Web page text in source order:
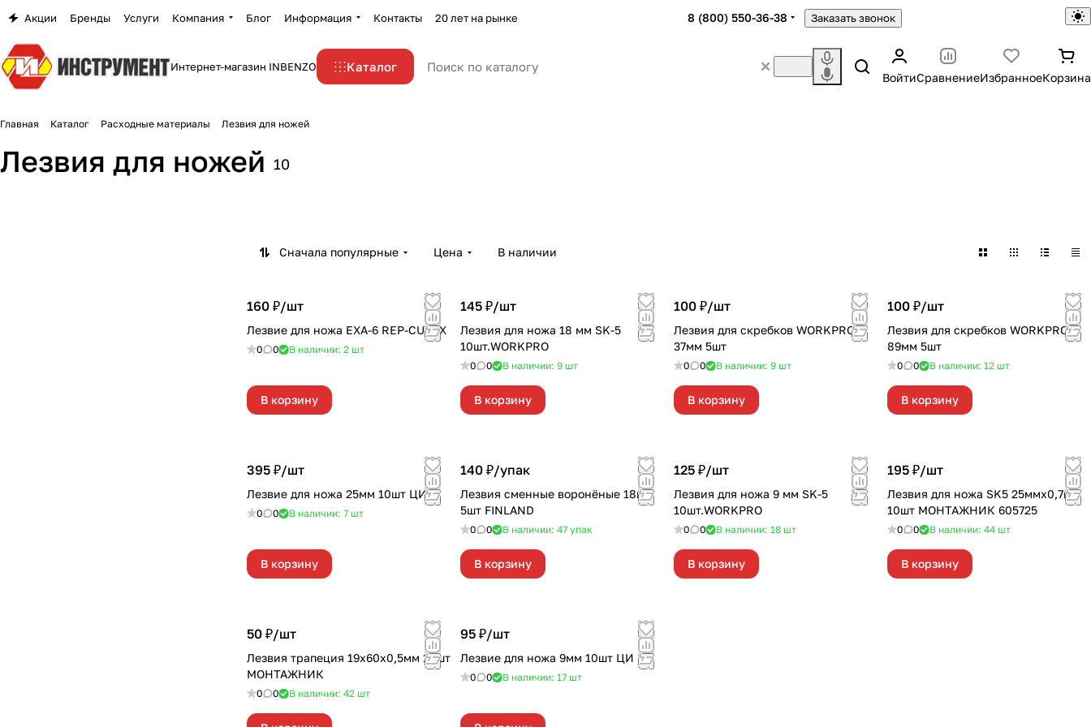
Акции Бренды Услуги Компания Блог Информация Контакты 20 лет на рынке 8 (800) 550-36-38 Заказать звонок
Интернет-магазин INBENZO Каталог
ВойтиСравнениеИзбранноеКорзина
Главная Каталог Расходные материалы Лезвия для ножей
Лезвия для ножей 10
Сначала популярные Цена В наличии
160 ₽/шт
Лезвие для ножа EXA-6 REP-CUTEX
0 0 В наличии: 2 шт
В корзину
145 ₽/шт
Лезвия для ножа 18 мм SK-5
10шт.WORKPRO
0 0 В наличии: 9 шт
В корзину
100 ₽/шт
Лезвия для скребков WORKPRO
37мм 5шт
0 0 В наличии: 9 шт
В корзину
100 ₽/шт
Лезвия для скребков WORKPRO
89мм 5шт
0 0 В наличии: 12 шт
В корзину
395 ₽/шт
Лезвие для ножа 25мм 10шт ЦИ
0 0 В наличии: 7 шт
В корзину
140 ₽/упак
Лезвия сменные воронёные 18мм
5шт FINLAND
0 0 В наличии: 47 упак
В корзину
125 ₽/шт
Лезвия для ножа 9 мм SK-5
10шт.WORKPRO
0 0 В наличии: 18 шт
В корзину
195 ₽/шт
Лезвия для ножа SK5 25ммх0,7мм
10шт МОНТАЖНИК 605725
0 0 В наличии: 44 шт
В корзину
50 ₽/шт
Лезвия трапеция 19х60х0,5мм 10шт
МОНТАЖНИК
0 0 В наличии: 42 шт
95 ₽/шт
Лезвие для ножа 9мм 10шт ЦИ
0 0 В наличии: 17 шт